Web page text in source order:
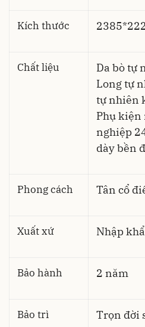
Kích thước
Chất liệu
Da bò tự
Long tự
tự nhiên
Phụ kiện
nghiệp
dày bền
Phong cách Tân cổ
Xuất xứ Nhập
Bảo hành 2 năm
Bảo trì Trọn đời